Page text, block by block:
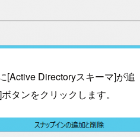
[Active Directoryスキーマ]が追
タンをクリックします。